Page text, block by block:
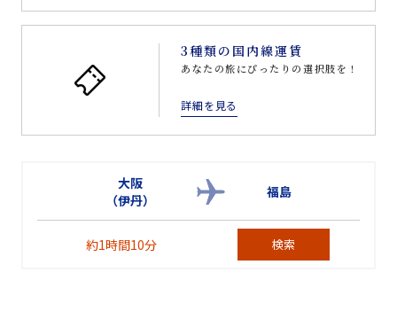
3種類の国内線運賃
あなたの旅にぴったりの選択肢を！
詳細を見る
大阪
（伊丹）
福島
約1時間10分 検索